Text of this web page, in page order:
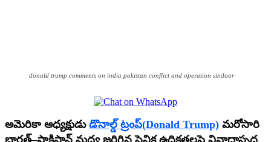
donald trump comments on india pakistan conflict and operation sindoor
అమెరికా అధ్యక్షుడు డొనాల్డ్ ట్రంప్(Donald Trump) మరోసారి